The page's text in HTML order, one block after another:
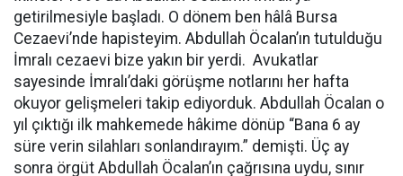
getirilmesiyle başladı. O dönem ben hâlâ Bursa
Cezaevi’nde hapisteyim. Abdullah Öcalan’ın tutulduğu
İmralı cezaevi bize yakın bir yerdi. Avukatlar
sayesinde İmralı’daki görüşme notlarını her hafta
okuyor gelişmeleri takip ediyorduk. Abdullah Öcalan o
yıl çıktığı ilk mahkemede hâkime dönüp “Bana 6 ay
süre verin silahları sonlandırayım.” demişti. Üç ay
sonra örgüt Abdullah Öcalan’ın çağrısına uydu, sınır